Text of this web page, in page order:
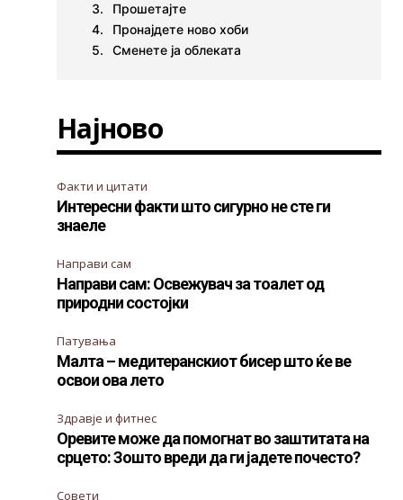
Прошетајте
Пронајдете ново хоби
Сменете ја облеката
Најново
Факти и цитати
Интересни факти што сигурно не сте ги
знаеле
Направи сам
Направи сам: Освежувач за тоалет од
природни состојки
Патувања
Малта – медитеранскиот бисер што ќе ве
освои ова лето
Здравје и фитнес
Оревите може да помогнат во заштитата на
срцето: Зошто вреди да ги јадете почесто?
Совети